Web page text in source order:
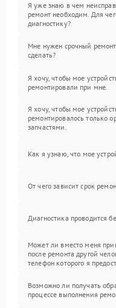
Я уже знаю в чем
ремонт необходим. Для
диагностику?
Мне нужен срочный
сделать?
Я хочу, чтобы мое
ремонтировали при мне.
Я хочу, чтобы мое
ремонтировалось только
запчастями.
Как я узнаю, что мое
От чего зависит срок
Диагностика проводится
Может ли вместо меня
после ремонта другой
телефон которого я
Возможно ли получать
процессе выполнения